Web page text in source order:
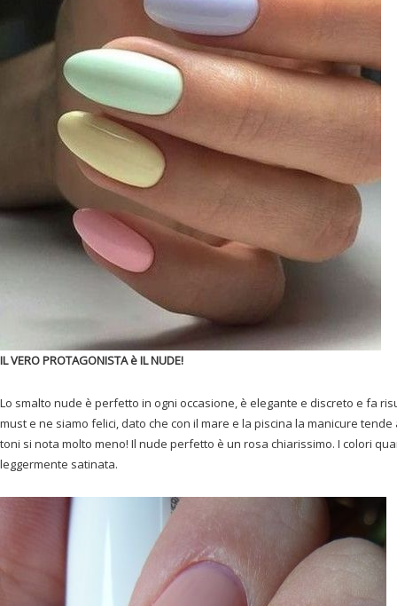
IL VERO PROTAGONISTA è IL NUDE!
Lo smalto nude è perfetto in ogni occasione, è elegante e discreto e fa
must e ne siamo felici, dato che con il mare e la piscina la manicure
toni si nota molto meno! Il nude perfetto è un rosa chiarissimo. I colori
leggermente satinata.